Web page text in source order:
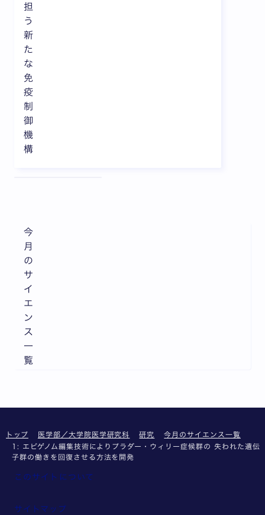
担
う
新
た
な
免
疫
制
御
機
構
今
月
の
サ
イ
エ
ン
ス
一
覧
トップ 医学部／大学院医学研究科 研究
今月のサイエンス一覧
1: エピゲノム編集技術によりプラダー・ウィリー症候群の 失われた遺伝
子群の働きを回復させる方法を開発
このサイトについて
サイトマップ